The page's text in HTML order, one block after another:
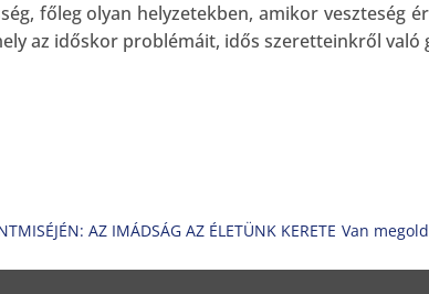
főleg olyan helyzetekben, amikor veszteség
az időskor problémáit, idős szeretteinkről való
AZ IMÁDSÁG AZ ÉLETÜNK KERETE Van